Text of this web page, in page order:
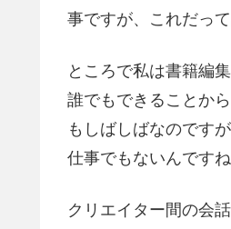
事ですが、これだっ
ところで私は書籍編
誰でもできることか
もしばしばなのです
仕事でもないんですね
クリエイター間の会